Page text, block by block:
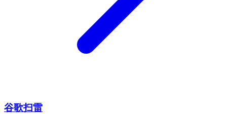
谷歌扫雷